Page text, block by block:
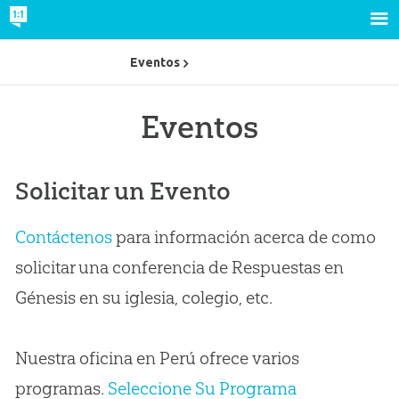
Eventos
Solicitar un Evento
Contáctenospara información acerca de como
solicitar una conferencia de Respuestas en
Génesis en su iglesia, colegio, etc.
Nuestra oficina en Perú ofrece varios
programas. Seleccione Su Programa
Eventos